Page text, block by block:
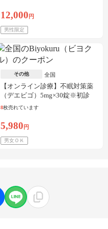
12,000 円
男性限定
その他 全国
【オンライン診療】不眠対策薬
（デエビゴ）5mg×30錠※初診
料・送料込
8枚売れています
5,980 円
男女ＯＫ